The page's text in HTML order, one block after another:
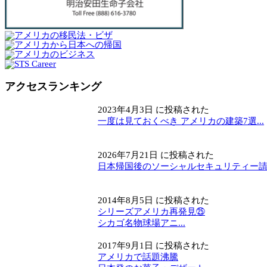
アクセスランキング
2023年4月3日 に投稿された
一度は見ておくべき アメリカの建築7選...
2026年7月21日 に投稿された
日本帰国後のソーシャルセキュリティー
2014年8月5日 に投稿された
シリーズアメリカ再発見㉕
シカゴ名物球場アニ...
2017年9月1日 に投稿された
アメリカで話題沸騰